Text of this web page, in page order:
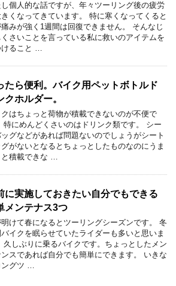
個人的な話ですが、年々ツーリング後の疲労
くなってきています。 特に寒くなってくると
痛みが強く1週間は回復できません。 そんなじ
くさいことを言っている私に救いのアイテムを
けること …
たら便利。バイク用ペットボトルド
クホルダー。
はちょっと荷物が積載できないのが不便で
特にめんどくさいのはドリンク類です。 シー
ッグなどがあれば問題ないのでしょうがシート
がないとなるとちょっとしたものなのにうま
と積載できな …
に実施しておきたい自分でもできる
メンテナス3つ
けて春になるとツーリングシーズンです。 冬
イクを眠らせていたライダーも多いと思いま
久しぶりに乗るバイクです。ちょっとしたメン
ンスであれば自分でも簡単にできます。 いきな
ングツ …